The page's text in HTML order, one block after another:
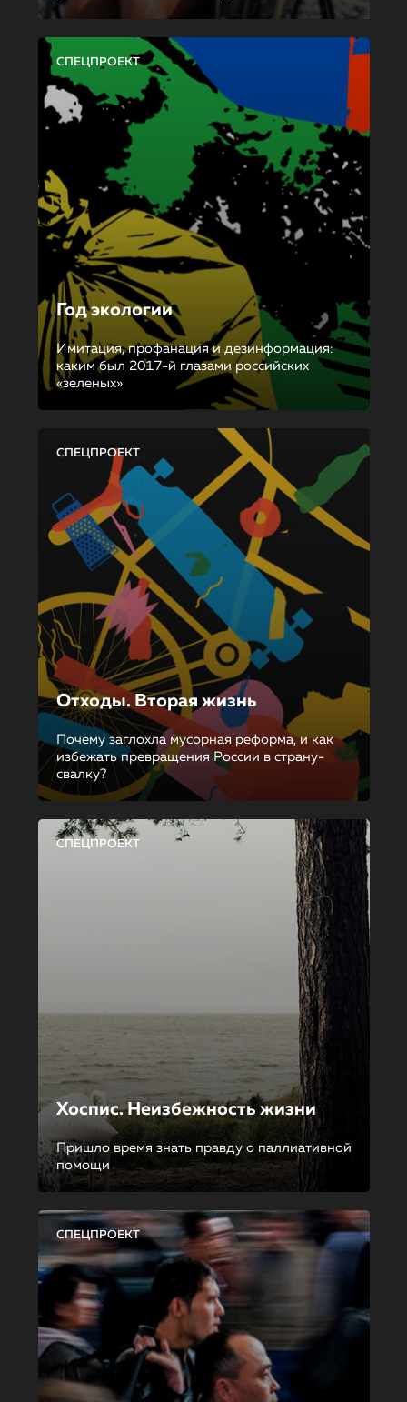
СПЕЦПРОЕКТ
Год экологии
Имитация, профанация и дезинформация:
каким был 2017-й глазами российских
«зеленых»
СПЕЦПРОЕКТ
Отходы. Вторая жизнь
Почему заглохла мусорная реформа, и как
избежать превращения России в страну-
свалку?
СПЕЦПРОЕКТ
Хоспис. Неизбежность жизни
Пришло время знать правду о паллиативной
помощи
СПЕЦПРОЕКТ